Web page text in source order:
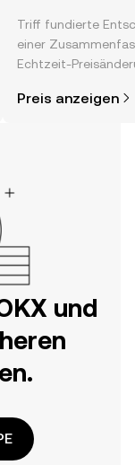
Triff fundierte
einer
Echtzeit-
Neuigkeiten und
Preis anzeigen
und